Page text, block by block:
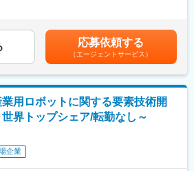
定める業務
作成
徴＞
備に関わる精密加工部品又は治具。
国内大手重工企業であり、主な製品納入先
なります。
搭載される成形品種切換ユニット
能性があります。月給(月額)は固定手当を含め
応募依頼する
（エージェントサービス）
業用ロボットに関する要素技術開
界トップシェア/転勤なし～
場企業